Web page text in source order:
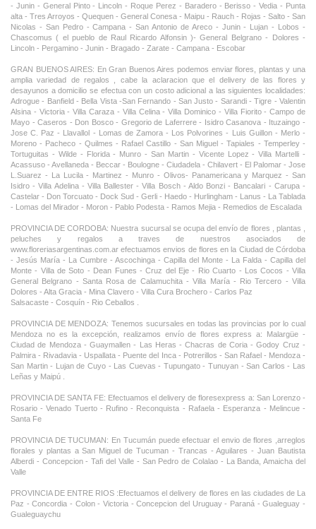
- Junin - General Pinto - Lincoln - Roque Perez - Baradero - Berisso - Vedia - Punta
alta - Tres Arroyos - Quequen - General Conesa - Maipu - Rauch - Rojas - Salto - San
Nicolas - San Pedro - Campana - San Antonio de Areco - Junin - Lujan - Lobos -
Chascomus ( el pueblo de Raul Ricardo Alfonsin )- General Belgrano - Dolores -
Lincoln - Pergamino - Junin - Bragado - Zarate - Campana - Escobar
GRAN BUENOS AIRES: En Gran Buenos Aires podemos enviar flores, plantas y una
amplia variedad de regalos , cabe la aclaracion que el delivery de las flores y
desayunos a domicilio se efectua con un costo adicional a las siguientes localidades:
Adrogue - Banfield - Bella Vista -San Fernando - San Justo - Sarandi - Tigre - Valentin
Alsina - Victoria - Villa Caraza - Villa Celina - Villa Dominico - Villa Fiorito - Campo de
Mayo - Caseros - Don Bosco - Gregorio de Laferrere - Isidro Casanova - Ituzaingo -
Jose C. Paz - Llavallol - Lomas de Zamora - Los Polvorines - Luis Guillon - Merlo -
Moreno - Pacheco - Quilmes - Rafael Castillo - San Miguel - Tapiales - Temperley -
Tortuguitas - Wilde - Florida - Munro - San Martin - Vicente Lopez - Villa Martelli -
Acassuso - Avellaneda - Beccar - Boulogne - Ciudadela - Chilavert - El Palomar - Jose
L.Suarez - La Lucila - Martinez - Munro - Olivos- Panamericana y Marquez - San
Isidro - Villa Adelina - Villa Ballester - Villa Bosch - Aldo Bonzi - Bancalari - Carupa -
Castelar - Don Torcuato - Dock Sud - Gerli - Haedo - Hurlingham - Lanus - La Tablada
- Lomas del Mirador - Moron - Pablo Podesta - Ramos Mejia - Remedios de Escalada
PROVINCIA DE CORDOBA: Nuestra sucursal se ocupa del envío de flores , plantas ,
peluches y regalos a traves de nuestros asociados de
www.floreriasargentinas.com.ar efectuamos envios de flores en la Ciudad de Córdoba
- Jesús María - La Cumbre - Ascochinga - Capilla del Monte - La Falda - Capilla del
Monte - Villa de Soto - Dean Funes - Cruz del Eje - Rio Cuarto - Los Cocos - Villa
General Belgrano - Santa Rosa de Calamuchita - Villa María - Rio Tercero - Villa
Dolores - Alta Gracia - Mina Clavero - Villa Cura Brochero - Carlos Paz
Salsacaste - Cosquín - Rio Ceballos .
PROVINCIA DE MENDOZA: Tenemos sucursales en todas las provincias por lo cual
Mendoza no es la excepción, realizamos envío de flores express a: Malargüe -
Ciudad de Mendoza - Guaymallen - Las Heras - Chacras de Coria - Godoy Cruz -
Palmira - Rivadavia - Uspallata - Puente del Inca - Potrerillos - San Rafael - Mendoza -
San Martin - Lujan de Cuyo - Las Cuevas - Tupungato - Tunuyan - San Carlos - Las
Leñas y Maipú .
PROVINCIA DE SANTA FE: Efectuamos el delivery de floresexpress a: San Lorenzo -
Rosario - Venado Tuerto - Rufino - Reconquista - Rafaela - Esperanza - Melincue -
Santa Fe
PROVINCIA DE TUCUMAN: En Tucumán puede efectuar el envio de flores ,arreglos
florales y plantas a San Miguel de Tucuman - Trancas - Aguilares - Juan Bautista
Alberdi - Concepcion - Tafi del Valle - San Pedro de Colalao - La Banda, Amaicha del
Valle
PROVINCIA DE ENTRE RIOS :Efectuamos el delivery de flores en las ciudades de La
Paz - Concordia - Colon - Victoria - Concepcion del Uruguay - Paraná - Gualeguay -
Gualeguaychu